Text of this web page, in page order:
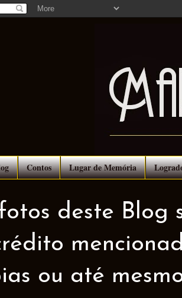
Contos Lugar de Memória
deste Blog
ou até